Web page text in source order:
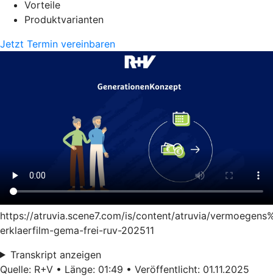
Vorteile
Produktvarianten
Jetzt Termin vereinbaren
https://atruvia.scene7.com/is/content/atruvia/
erklaerfilm-gema-frei-ruv-202511
Transkript anzeigen
Quelle: R+V • Länge: 01:49 • Veröffentlicht: 01.11.2025